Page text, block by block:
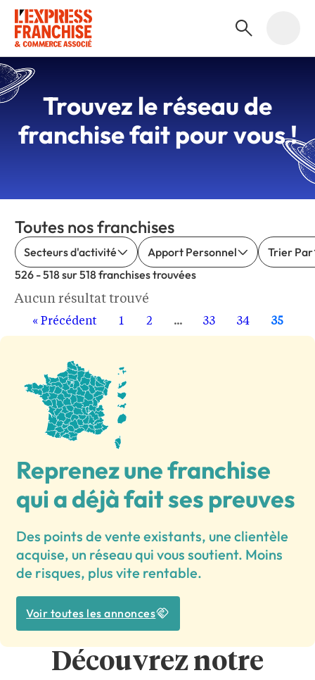
Trouvez leréseau de
franchisefait pour vous !
Toutes nos franchises
Secteurs d'activité Apport Personnel
Trier Par
526 - 518 sur 518 franchises trouvées
Aucun résultat trouvé
« Précédent 1 2 ... 33 34 35
Reprenez une franchise
qui a déjà fait ses preuves
Des points de vente existants, une clientèle
acquise, un réseau qui vous soutient. Moins
de risques, plus vite rentable.
Voir toutes les annonces
Découvrez notre